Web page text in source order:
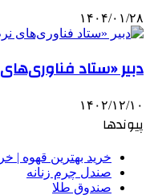
۱۴۰۴/۰۱/۲۸
دبیر «ستاد
۱۴۰۲/۱۲/۱۰
پیوندها
خرید بهترین قهوه |
صندل چرم زنانه
صندوق طلا